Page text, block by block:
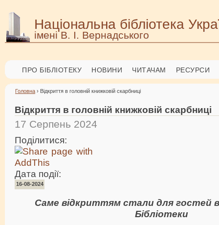
Національна бібліотека
імені В. І. Вернадського
ПРО БІБЛІОТЕКУ НОВИНИ ЧИТАЧАМ РЕСУРСИ
Головна › Відкриття в головній книжковій скарбниці
Відкриття в головній книжковій скарбниці
17 Серпень 2024
Поділитися:
Дата події:
16-08-2024
Саме відкриттям стали для гостей
Бібліотеки